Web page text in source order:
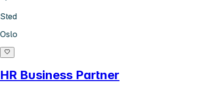
Sted
Oslo
HR Business Partner